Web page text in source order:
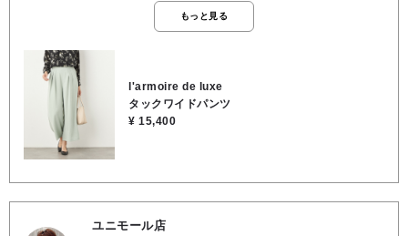
らっとした印象に。ワイドすぎない上品なシルエットで、大人のコー
ディネートにぴったりです！後ろウエストはゴム仕様で、楽な履き心
幅広いトップスと合わせやすく、オンにもオフにも活躍します。サイ
ズ展開もあり、体型やお好みに合わせて選べるのも嬉しいポイント♪
動くたびにきれいなドレープが揺れる、上品で使いやすいワイドパン
ツです。●裏地なし●ウエスト後ろゴム●ポケットあり●股上深め●ポリ
エステル100％●お洗濯可
もっと見る
l'armoire de luxe
タックワイドパンツ
¥ 15,400
ユニモール店